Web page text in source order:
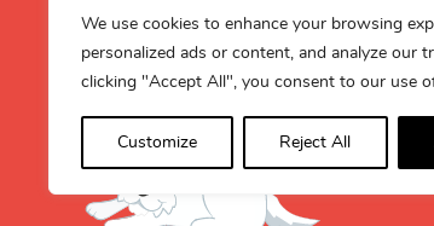
We use cookies to enhance your browsing
personalized ads or content, and analyze our
clicking "Accept All", you consent to our use
Customize Reject All